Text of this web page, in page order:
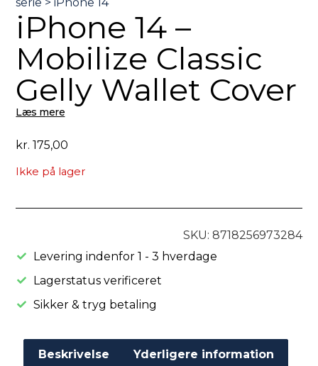
iPhone 14 –
Mobilize Classic
Gelly Wallet Cover
Læs mere
kr. 175,00
Ikke på lager
SKU: 8718256973284
Levering indenfor 1 - 3 hverdage
Lagerstatus verificeret
Sikker & tryg betaling
Beskrivelse Yderligere information